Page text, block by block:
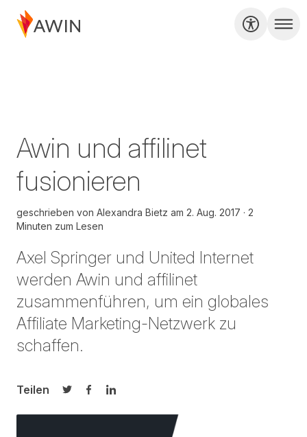
Awin und affilinet
fusionieren
geschrieben von Alexandra Bietz am 2. Aug. 2017
2
Minuten zum Lesen
Axel Springer und United Internet
werden Awin und affilinet
zusammenführen, um ein globales
Affiliate Marketing-Netzwerk zu
schaffen.
Teilen
Auf Twitter teilen
Auf Facebook teilen
Auf LinkedIn teilen